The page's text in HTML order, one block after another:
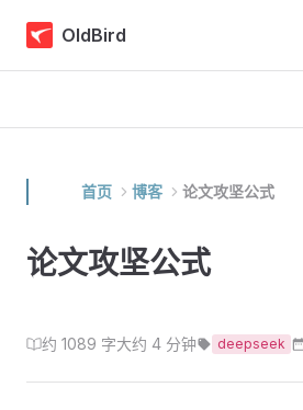
Skip to content
OldBird
首页 博客 论文攻坚公式
论文攻坚公式
约 1089 字大约 4 分钟 deepseek